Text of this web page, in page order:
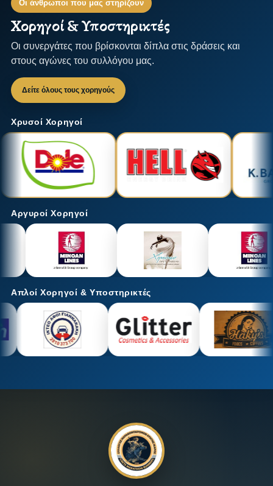
Οι άνθρωποι που μας στηρίζουν
Χορηγοί & Υποστηρικτές
Οι συνεργάτες που βρίσκονται δίπλα στις δράσεις και
στους αγώνες του συλλόγου μας.
Δείτε όλους τους χορηγούς
Χρυσοί Χορηγοί
Αργυροί Χορηγοί
Απλοί Χορηγοί & Υποστηρικτές